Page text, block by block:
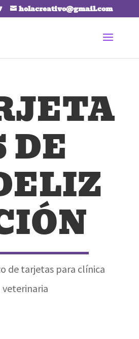
holacreativo@gmail.com
DE
de tarjetas para clínica
veterinaria